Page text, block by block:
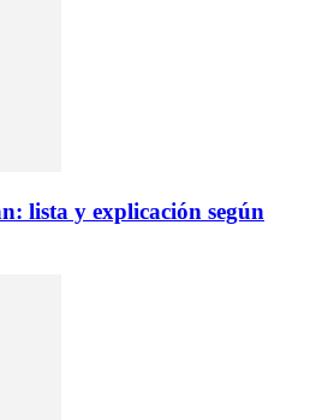
lista y explicación según